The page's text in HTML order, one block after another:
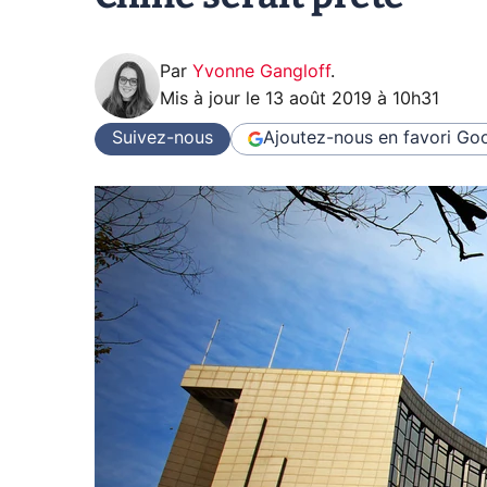
Par Yvonne Gangloff.
Mis à jour le 13 août 2019 à 10h31
Suivez-nous Ajoutez-nous en favori